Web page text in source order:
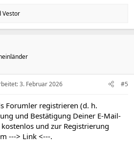
Vestor
3. Februar 2026 #5
Forumler registrieren (d. h.
und Bestätigung Deiner E-Mail-
kostenlos und zur Registrierung
---> Link <---.